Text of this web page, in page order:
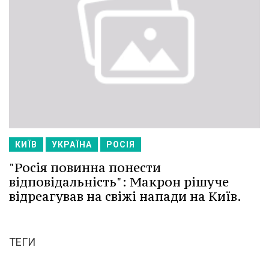
КИЇВ УКРАЇНА РОСІЯ
"Росія повинна понести
відповідальність": Макрон рішуче
відреагував на свіжі напади на Київ.
ТЕГИ